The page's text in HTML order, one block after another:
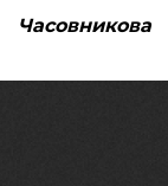
Часовникова